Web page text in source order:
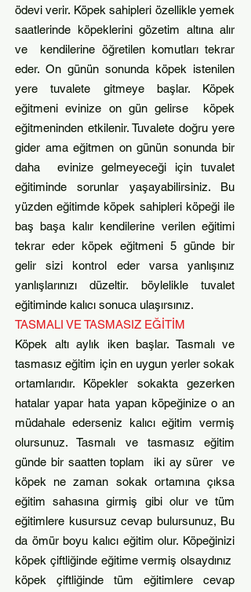
ödevi verir. Köpek sahipleri özellikle yemek
saatlerinde köpeklerini gözetim altına alır
ve kendilerine öğretilen komutları tekrar
eder. On günün sonunda köpek istenilen
yere tuvalete gitmeye başlar. Köpek
eğitmeni evinize on gün gelirse köpek
eğitmeninden etkilenir. Tuvalete doğru yere
gider ama eğitmen on günün sonunda bir
daha evinize gelmeyeceği için tuvalet
eğitiminde sorunlar yaşayabilirsiniz. Bu
yüzden eğitimde köpek sahipleri köpeği ile
baş başa kalır kendilerine verilen eğitimi
tekrar eder köpek eğitmeni 5 günde bir
gelir sizi kontrol eder varsa yanlışınız
yanlışlarınızı düzeltir. böylelikle tuvalet
eğitiminde kalıcı sonuca ulaşırsınız.
TASMALI VE TASMASIZ EĞİTİM
Köpek altı aylık iken başlar. Tasmalı ve
tasmasız eğitim için en uygun yerler sokak
ortamlarıdır. Köpekler sokakta gezerken
hatalar yapar hata yapan köpeğinize o an
müdahale ederseniz kalıcı eğitim vermiş
olursunuz. Tasmalı ve tasmasız eğitim
günde bir saatten toplam iki ay sürer ve
köpek ne zaman sokak ortamına çıksa
eğitim sahasına girmiş gibi olur ve tüm
eğitimlere kusursuz cevap bulursunuz, Bu
da ömür boyu kalıcı eğitim olur. Köpeğinizi
köpek çiftliğinde eğitime vermiş olsaydınız
köpek çiftliğinde tüm eğitimlere cevap